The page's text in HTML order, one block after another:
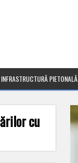
INFRASTRUCTURĂ PIETONALĂ
cu